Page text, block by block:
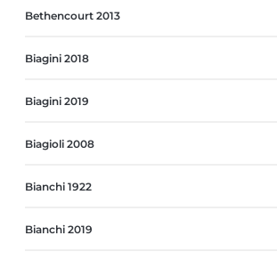
Bethencourt 2013
Biagini 2018
Biagini 2019
Biagioli 2008
Bianchi 1922
Bianchi 2019